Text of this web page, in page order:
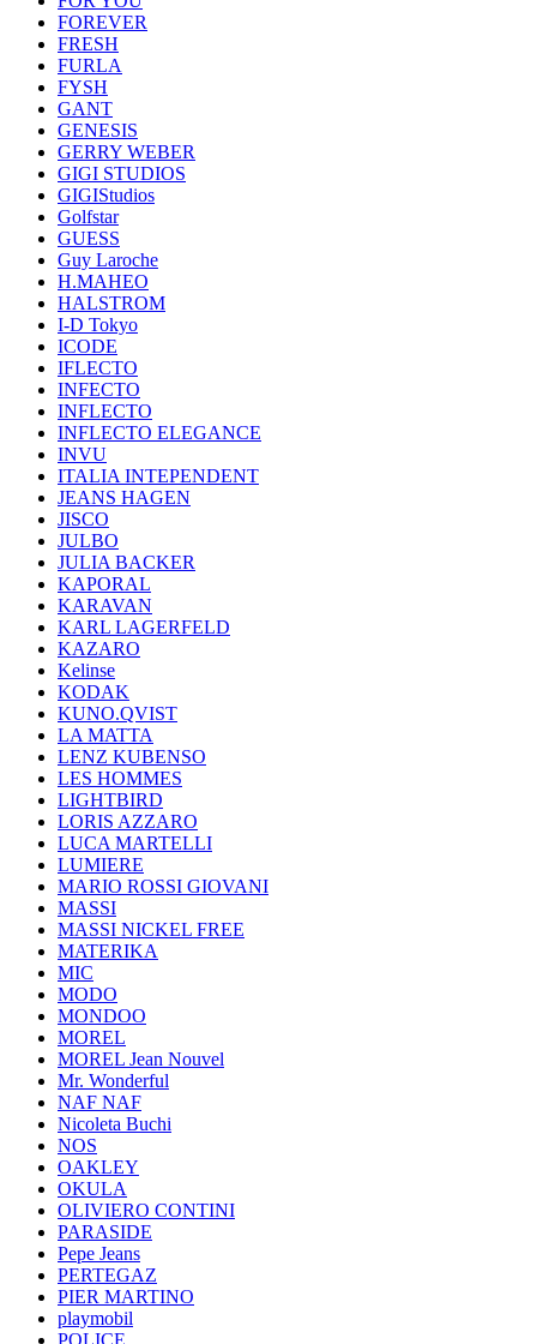
FOREVER
FRESH
FURLA
FYSH
GANT
GENESIS
GERRY WEBER
GIGI STUDIOS
GIGIStudios
Golfstar
GUESS
Guy Laroche
H.MAHEO
HALSTROM
I-D Tokyo
ICODE
IFLECTO
INFECTO
INFLECTO
INFLECTO ELEGANCE
INVU
ITALIA INTEPENDENT
JEANS HAGEN
JISCO
JULBO
JULIA BACKER
KAPORAL
KARAVAN
KARL LAGERFELD
KAZARO
Kelinse
KODAK
KUNO.QVIST
LA MATTA
LENZ KUBENSO
LES HOMMES
LIGHTBIRD
LORIS AZZARO
LUCA MARTELLI
LUMIERE
MARIO ROSSI GIOVANI
MASSI
MASSI NICKEL FREE
MATERIKA
MIC
MODO
MONDOO
MOREL
MOREL Jean Nouvel
Mr. Wonderful
NAF NAF
Nicoleta Buchi
NOS
OAKLEY
OKULA
OLIVIERO CONTINI
PARASIDE
Pepe Jeans
PERTEGAZ
PIER MARTINO
playmobil
POLICE